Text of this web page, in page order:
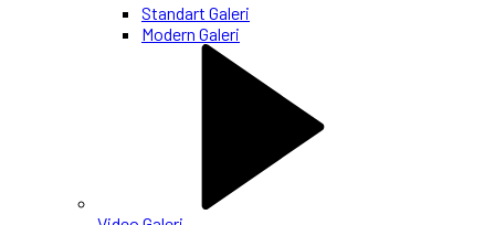
Standart Galeri
Modern Galeri